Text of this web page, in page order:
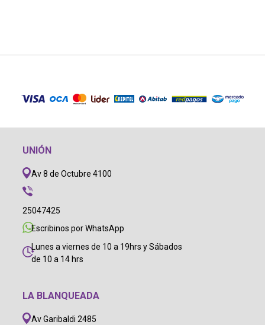
UNIÓN
Av 8 de Octubre 4100
25047425
Escribinos por WhatsApp
Lunes a viernes de 10 a 19hrs y Sábados
de 10 a 14 hrs
LA BLANQUEADA
Av Garibaldi 2485